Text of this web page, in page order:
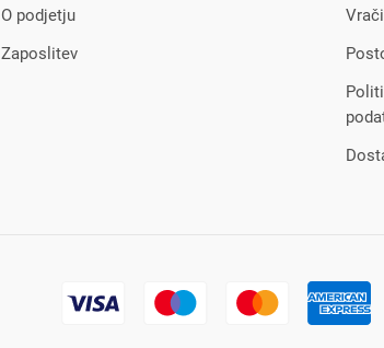
O podjetju
Zaposlitev